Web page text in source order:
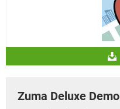
Zuma Deluxe Demo